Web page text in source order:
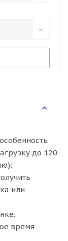
до 120
или
время